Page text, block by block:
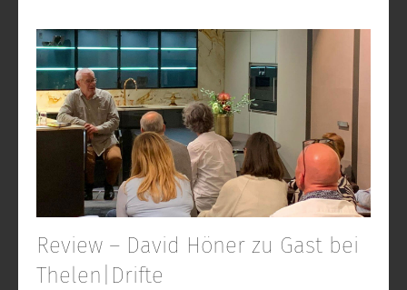
Review – David Höner zu Gast bei
Thelen|Drifte